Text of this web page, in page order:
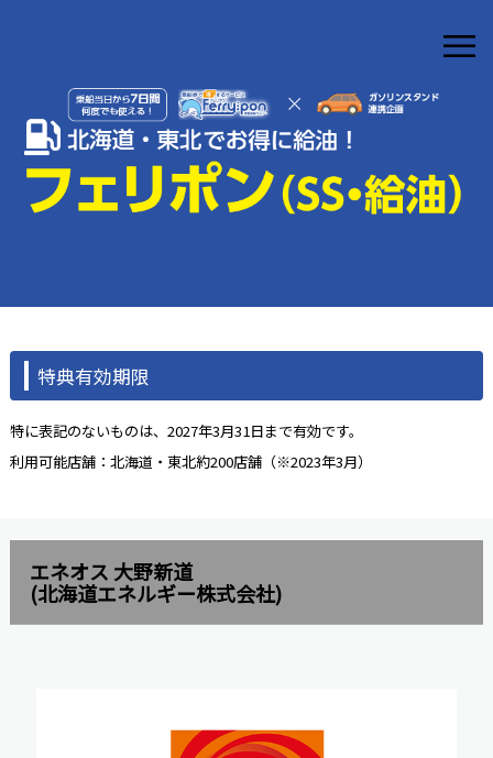
≡
特典有効期限
特に表記のないものは、2027年3月31日まで有効です。
利用可能店舗：北海道・東北約200店舗（※2023年3月）
エネオス 大野新道
(北海道エネルギー株式会社)